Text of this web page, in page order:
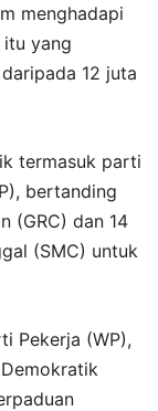
menghadapi
yang
12 juta
termasuk parti
bertanding
(GRC) dan 14
(SMC) untuk
Pekerja (WP),